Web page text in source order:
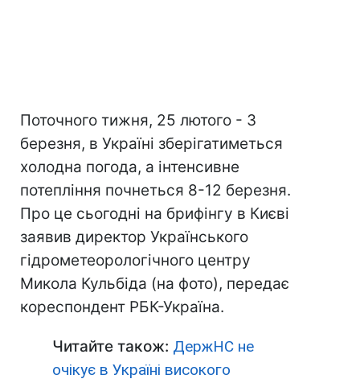
Поточного тижня, 25 лютого - 3
березня, в Україні зберігатиметься
холодна погода, а інтенсивне
потепління почнеться 8-12 березня.
Про це сьогодні на брифінгу в Києві
заявив директор Українського
гідрометеорологічного центру
Микола Кульбіда (на фото), передає
кореспондент РБК-Україна.
Читайте також: ДержНС не
очікує в Україні високого